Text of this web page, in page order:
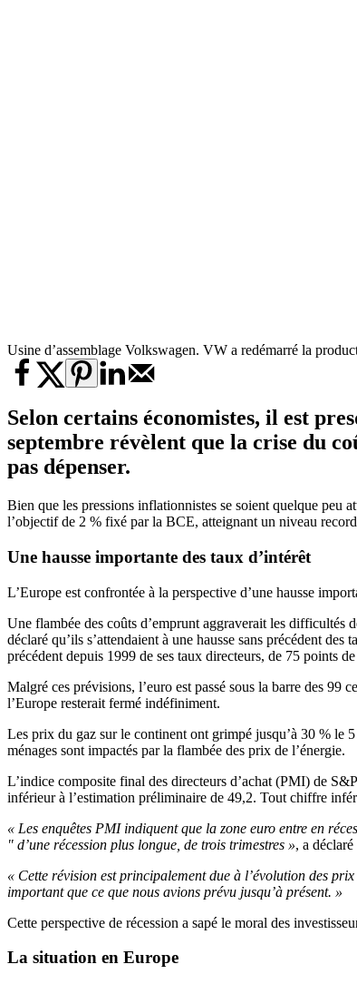
Usine d’assemblage Volkswagen. VW a redémarré la
Selon certains économistes, il est
septembre révèlent que la crise du
pas dépenser.
Bien que les pressions inflationnistes se soient quelque peu
l’objectif de 2 % fixé par la BCE, atteignant un niveau
Une hausse importante des taux d’intérêt
L’Europe est confrontée à la perspective d’une hausse
Une flambée des coûts d’emprunt aggraverait les difficultés
déclaré qu’ils s’attendaient à une hausse sans précédent
précédent depuis 1999 de ses taux directeurs, de 75 points
Malgré ces prévisions, l’euro est passé sous la barre des 99
l’Europe resterait fermé indéfiniment.
Les prix du gaz sur le continent ont grimpé jusqu’à 30 % le
ménages sont impactés par la flambée des prix de l’énergie.
L’indice composite final des directeurs d’achat (PMI) de
inférieur à l’estimation préliminaire de 49,2. Tout chiffre
« Les enquêtes PMI indiquent que la zone euro entre en
" d’une récession plus longue, de trois trimestres », a
« Cette révision est principalement due à l’évolution des
important que ce que nous avions prévu jusqu’à présent. »
Cette perspective de récession a sapé le moral des
La situation en Europe